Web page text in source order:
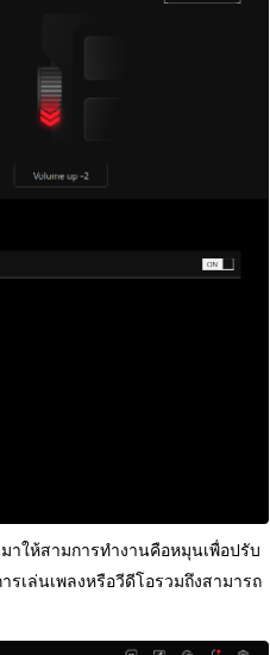
าให้สามการทำงานคือหมุนเพื่อปรับ
รเล่นเพลงหรือวีดีโอรวมถึงสามารถ